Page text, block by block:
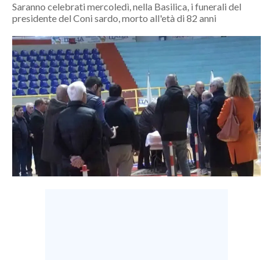
OGLIASTRA
CRONACA
ITALIA
MONDO
POLITICA
ECONOMIA
Saranno celebrati mercoledì, nella Basilica, i funerali del
presidente del Coni sardo, morto all'età di 82 anni